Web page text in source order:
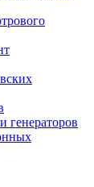
генераторов